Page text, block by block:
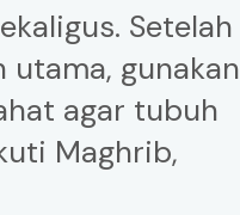
Setelah
utama, gunakan
agar tubuh
Maghrib,